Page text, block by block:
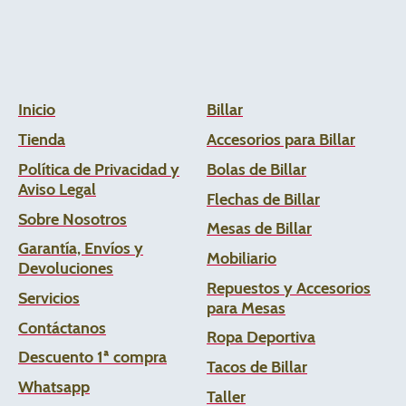
Inicio
Tienda
Política de Privacidad y
Aviso Legal
Sobre Nosotros
Garantía, Envíos y
Devoluciones
Servicios
Contáctanos
Descuento 1ª compra
Whatsapp
Billar
Accesorios para Billar
Bolas de Billar
Flechas de Billar
Mesas de Billar
Mobiliario
Repuestos y Accesorios
para Mesas
Ropa Deportiva
Tacos de Billar
Taller